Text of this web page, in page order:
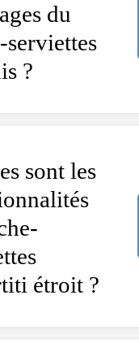
du
serviettes
?
sont les
étroit ?